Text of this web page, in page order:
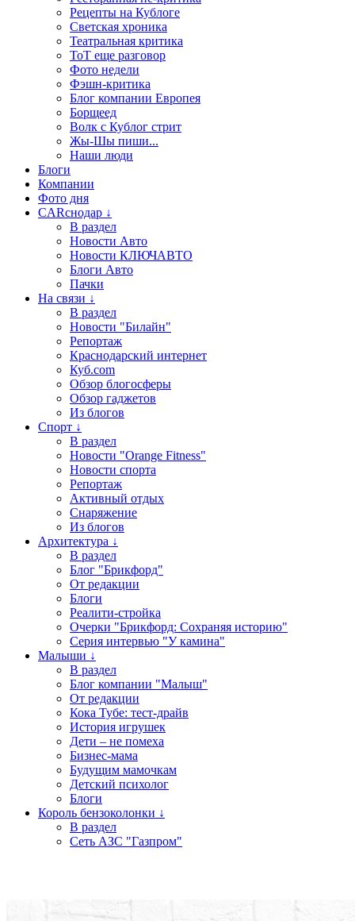
Рецепты на Кублоге
Светская хроника
Театральная критика
ТоТ еще разговор
Фото недели
Фэшн-критика
Блог компании Европея
Борщеед
Волк с Кублог стрит
Жы-Шы пиши...
Наши люди
Блоги
Компании
Фото дня
CARснодар ↓
В раздел
Новости Авто
Новости КЛЮЧАВТО
Блоги Авто
Пачки
На связи ↓
В раздел
Новости "Билайн"
Репортаж
Краснодарский интернет
Куб.com
Обзор блогосферы
Обзор гаджетов
Из блогов
Спорт ↓
В раздел
Новости "Orange Fitness"
Новости спорта
Репортаж
Активный отдых
Снаряжение
Из блогов
Архитектура ↓
В раздел
Блог "Брикфорд"
От редакции
Блоги
Реалити-стройка
Очерки "Брикфорд: Сохраняя историю"
Серия интервью "У камина"
Малыши ↓
В раздел
Блог компании "Малыш"
От редакции
Кока Тубе: тест-драйв
История игрушек
Дети – не помеха
Бизнес-мама
Будущим мамочкам
Детский психолог
Блоги
Король бензоколонки ↓
В раздел
Сеть АЗС "Газпром"